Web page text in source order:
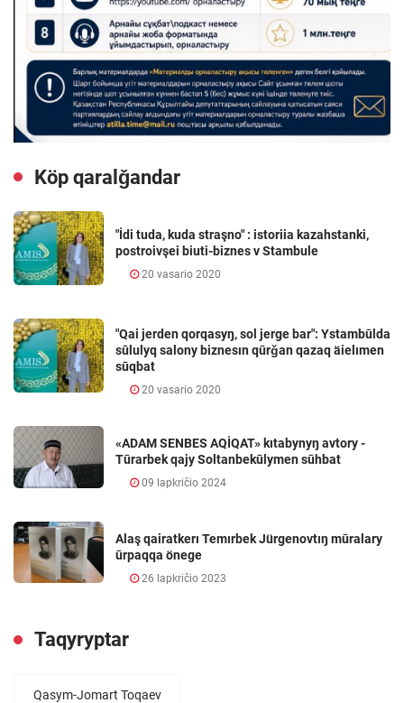
Köp qaralǧandar
"İdi tuda, kuda straşno" : istoriia kazahstanki,
postroivşei biuti-biznes v Stambule
20 vasario 2020
"Qai jerden qorqasyŋ, sol jerge bar": Ystambūlda
sūlulyq salony biznesın qūrǧan qazaq äielımen
sūqbat
20 vasario 2020
«ADAM SENBES AQİQAT» kıtabynyŋ avtory -
Tūrarbek qajy Soltanbekūlymen sūhbat
09 lapkričio 2024
Alaş qairatkerı Temırbek Jürgenovtıŋ mūralary
ūrpaqqa önege
26 lapkričio 2023
Taqyryptar
Qasym-Jomart Toqaev